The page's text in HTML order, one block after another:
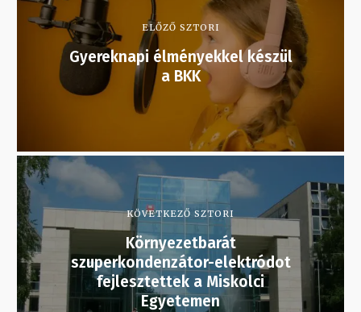
ELŐZŐ SZTORI
Gyereknapi élményekkel készül
a BKK
KÖVETKEZŐ SZTORI
Környezetbarát
szuperkondenzátor-elektródot
fejlesztettek a Miskolci
Egyetemen